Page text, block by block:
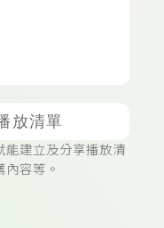
放清單
能建立及分享播放清
容等。